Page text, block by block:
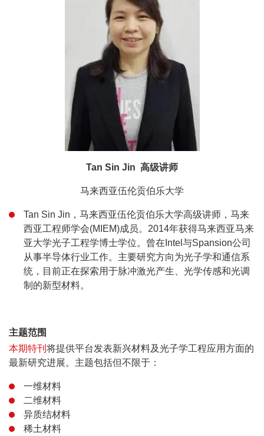
Tan Sin Jin 高级讲师
马来西亚伍伦贡伯乐大学
Tan Sin Jin，马来西亚伍伦贡伯乐大学高级讲师，马来
西亚工程师学会(MIEM)成员。2014年获得马来西亚马来
亚大学光子工程学博士学位。曾在Intel与Spansion公司
从事半导体行业工作。主要研究方向为光子学和通信系
统，目前正在探索用于脉冲激光产生、光学传感和光调
制的新型材料。
主题范围
本期特刊 将提供平台发表新兴材料及光子学工程应用方面的
最新研究进展。主题包括但不限于：
一维材料
二维材料
异质结材料
稀土材料